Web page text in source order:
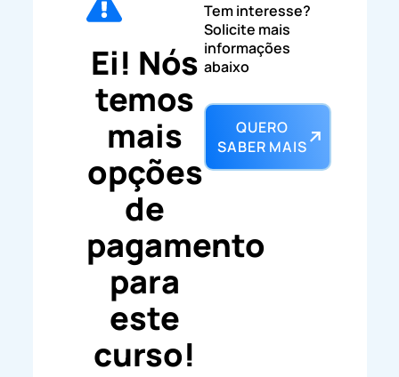
Ei! Nós
temos
mais
opções
de
pagamento
para
este
curso!
Tem interesse?
Solicite mais
informações
abaixo
QUERO
SABER MAIS